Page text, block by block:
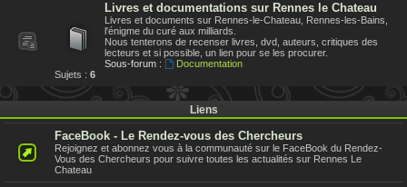
Livres et documentations sur Rennes le Chateau
Livres et documents sur Rennes-le-Chateau, Rennes-les-Bains,
l'énigme du curé aux milliards.
Nous tenterons de recenser livres, dvd, auteurs, critiques des
lecteurs et si possible, un lien pour se les procurer.
Sous-forum :
Documentation
Sujets : 6
Liens
FaceBook - Le Rendez-vous des Chercheurs
Rejoignez et abonnez vous à la communauté sur le FaceBook du Rendez-
Vous des Chercheurs pour suivre toutes les actualités sur Rennes Le
Chateau